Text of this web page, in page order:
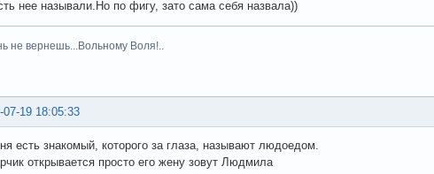
нее называли.Но по фигу, зато сама себя назвала))
не вернешь...Вольному Воля!..
07-19 18:05:33
есть знакомый, которого за глаза, называют людоедом.
открывается просто его жену зовут Людмила